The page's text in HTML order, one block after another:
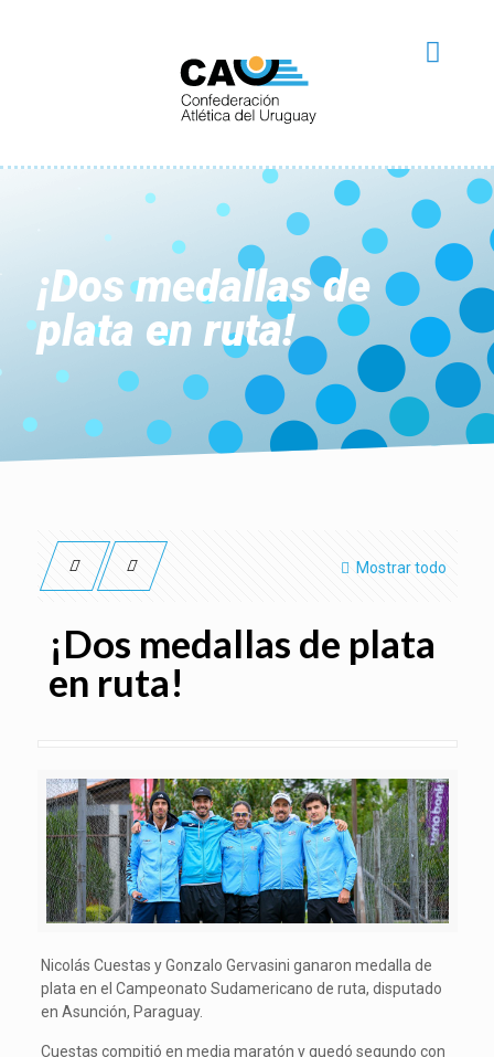
¡Dos medallas de
plata en ruta!
Mostrar todo
¡Dos medallas de plata
en ruta!
Nicolás Cuestas y Gonzalo Gervasini ganaron medalla de
plata en el Campeonato Sudamericano de ruta, disputado
en Asunción, Paraguay.
Cuestas compitió en media maratón y quedó segundo con